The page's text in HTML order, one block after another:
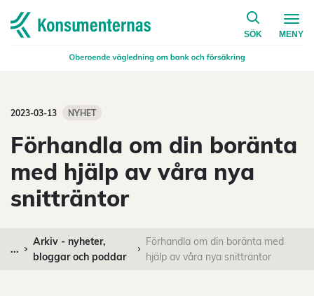
Navigera till startsidan
SÖK
på
MENY
2023-03-13 NYHET
Förhandla om din boränta
med hjälp av våra nya
snitträntor
...
Arkiv - nyheter,
bloggar och poddar
Förhandla om din boränta med
hjälp av våra nya snitträntor